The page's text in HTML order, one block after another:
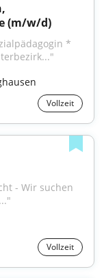
(m/w/d)
*
Vollzeit
- Wir suchen
Vollzeit